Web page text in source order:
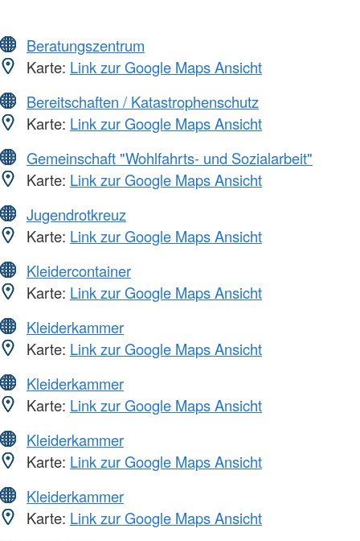
Beratungszentrum
Karte: Link zur Google Maps Ansicht
Bereitschaften / Katastrophenschutz
Karte: Link zur Google Maps Ansicht
Gemeinschaft "Wohlfahrts- und Sozialarbeit"
Karte: Link zur Google Maps Ansicht
Jugendrotkreuz
Karte: Link zur Google Maps Ansicht
Kleidercontainer
Karte: Link zur Google Maps Ansicht
Kleiderkammer
Karte: Link zur Google Maps Ansicht
Kleiderkammer
Karte: Link zur Google Maps Ansicht
Kleiderkammer
Karte: Link zur Google Maps Ansicht
Kleiderkammer
Karte: Link zur Google Maps Ansicht